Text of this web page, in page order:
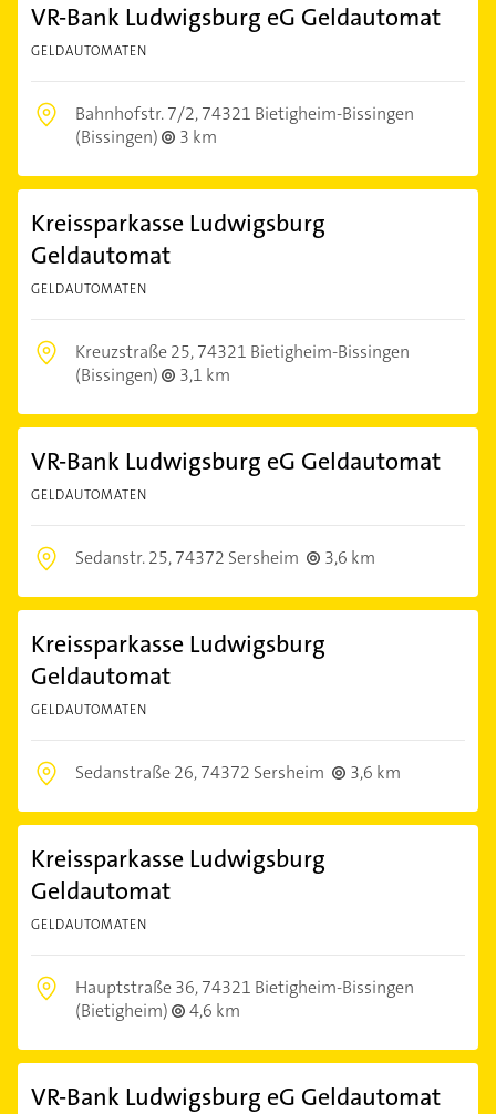
VR-Bank Ludwigsburg eG Geldautomat
GELDAUTOMATEN
Bahnhofstr. 7/2,74321 Bietigheim-Bissingen
(Bissingen)
3 km
Kreissparkasse Ludwigsburg
Geldautomat
GELDAUTOMATEN
Kreuzstraße 25,74321 Bietigheim-Bissingen
(Bissingen)
3,1 km
VR-Bank Ludwigsburg eG Geldautomat
GELDAUTOMATEN
Sedanstr. 25,74372 Sersheim 3,6 km
Kreissparkasse Ludwigsburg
Geldautomat
GELDAUTOMATEN
Sedanstraße 26,74372 Sersheim 3,6 km
Kreissparkasse Ludwigsburg
Geldautomat
GELDAUTOMATEN
Hauptstraße 36,74321 Bietigheim-Bissingen
(Bietigheim)
4,6 km
VR-Bank Ludwigsburg eG Geldautomat